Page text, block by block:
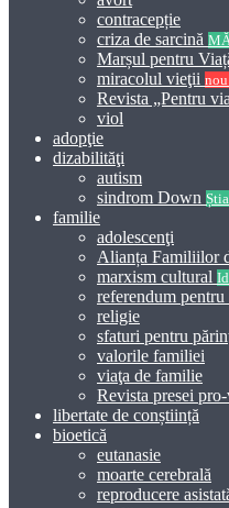
contracepție
criza de sarcină
Marșul pentru
miracolul vieţii
Revista „Pentru
viol
adopţie
dizabilităţi
autism
sindrom Down
familie
adolescenţi
Alianța Familiilor
marxism cultural
referendum pentru
religie
sfaturi pentru
valorile familiei
viaţa de familie
Revista presei
libertate de conștiință
bioetică
eutanasie
moarte cerebrală
reproducere